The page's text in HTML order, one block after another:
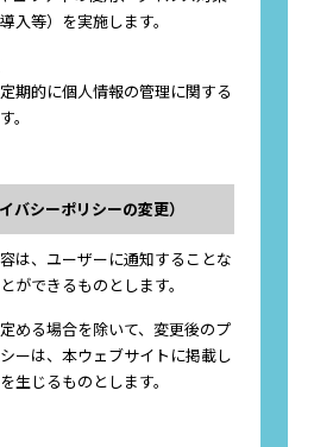
入等）を実施します。
期的に個人情報の管理に関する
。
バシーポリシーの変更）
は、ユーザーに通知することな
ができるものとします。
める場合を除いて、変更後のプ
ーは、本ウェブサイトに掲載し
生じるものとします。